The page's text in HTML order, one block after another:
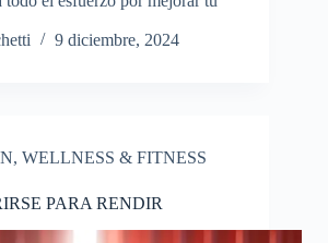
9 diciembre, 2024
, WELLNESS & FITNESS
PARA RENDIR